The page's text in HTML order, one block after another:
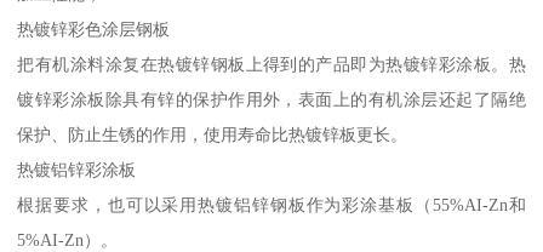
热镀锌彩色涂层钢板
把有机涂料涂复在热镀锌钢板上得到的产品即为热镀锌彩涂板。热
镀锌彩涂板除具有锌的保护作用外，表面上的有机涂层还起了隔绝
保护、防止生锈的作用，使用寿命比热镀锌板更长。
热镀铝锌彩涂板
根据要求，也可以采用热镀铝锌钢板作为彩涂基板（55%AI-Zn和
5%AI-Zn）。